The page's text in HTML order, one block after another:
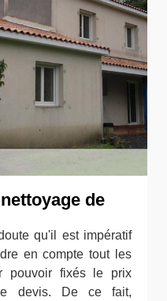
de
qu'il est impératif
en compte tout les
pouvoir fixés le prix
devis. De ce fait,